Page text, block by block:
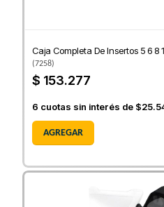
Caja Completa De Insertos 5 6 8
(7258)
$ 153.277
6 cuotas sin interés de
AGREGAR